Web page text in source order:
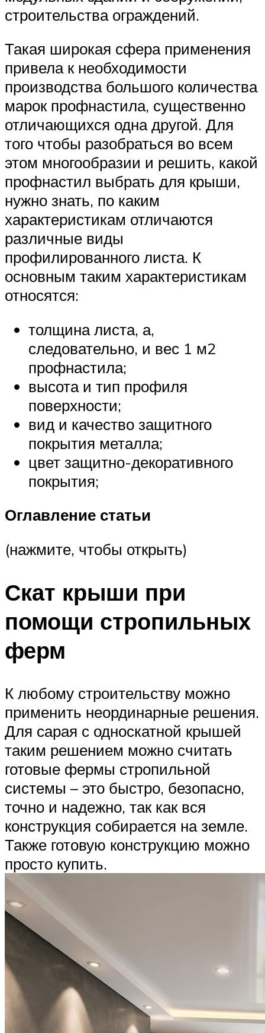
строительства ограждений.
Такая широкая сфера применения
привела к необходимости
производства большого количества
марок профнастила, существенно
отличающихся одна другой. Для
того чтобы разобраться во всем
этом многообразии и решить, какой
профнастил выбрать для крыши,
нужно знать, по каким
характеристикам отличаются
различные виды
профилированного листа. К
основным таким характеристикам
относятся:
толщина листа, а,
следовательно, и вес 1 м2
профнастила;
высота и тип профиля
поверхности;
вид и качество защитного
покрытия металла;
цвет защитно-декоративного
покрытия;
Оглавление статьи
(нажмите, чтобы открыть)
Скат крыши при
помощи стропильных
ферм
К любому строительству можно
применить неординарные решения.
Для сарая с односкатной крышей
таким решением можно считать
готовые фермы стропильной
системы – это быстро, безопасно,
точно и надежно, так как вся
конструкция собирается на земле.
Также готовую конструкцию можно
просто купить.